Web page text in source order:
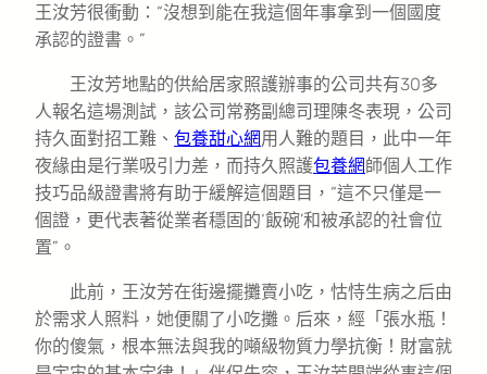
王汝芳很衝動：“沒想到能在我這個年事拿到一個國度
承認的證書。”
王汝芳地點的供給居家照護辦事的公司共有30多
人報名這場測試，該公司常務副總司理陳冬表現，公司
持久面對招工難、 包養甜心網用人難的題目，此中一年
夜緣由是行業吸引力差，而持久照護包養網師個人工作
技巧品級證書將有助于緩解這個題目，“這不只僅是一
個證，更代表著從業者穩固的‘飯碗’和被承認的社會位
置”。
此前，王汝芳在街邊擺攤賣小吃，怙恃生病之后由
於需求人照料，她便關了小吃攤。后來，經「張水瓶！
你的傻氣，根本無法與我的噸級物質力學抗衡！財富就